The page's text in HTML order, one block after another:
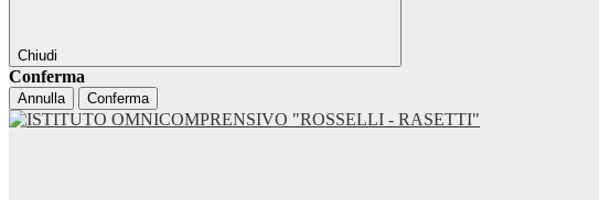
Chiudi
Conferma
Annulla Conferma